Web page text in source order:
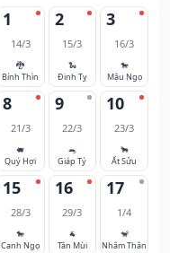
1
14/3
🐉
Bính Thìn
2
15/3
🐍
Đinh Tỵ
3
16/3
🐎
Mậu Ngọ
8
21/3
🐖
Quý Hợi
9
22/3
🐀
Giáp Tý
10
23/3
🐂
Ất Sửu
15
28/3
🐎
Canh Ngọ
16
29/3
🐐
Tân Mùi
17
1/4
🐒
Nhâm Thân